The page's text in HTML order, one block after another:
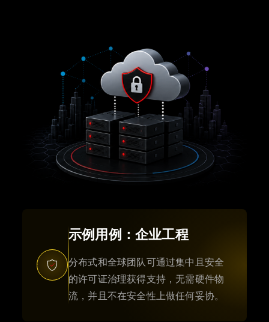
示例用例：企业工程
分布式和全球团队可通过集中且安全
的许可证治理获得支持，无需硬件物
流，并且不在安全性上做任何妥协。